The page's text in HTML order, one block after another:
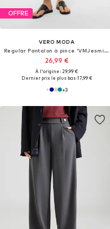
OFFRE
VERO MODA
Regular Pantalon à pince 'VMJesmilo'
26,99 €
À l'origine : 29,99 €
Dernier prix le plus bas :17,99 €
+3